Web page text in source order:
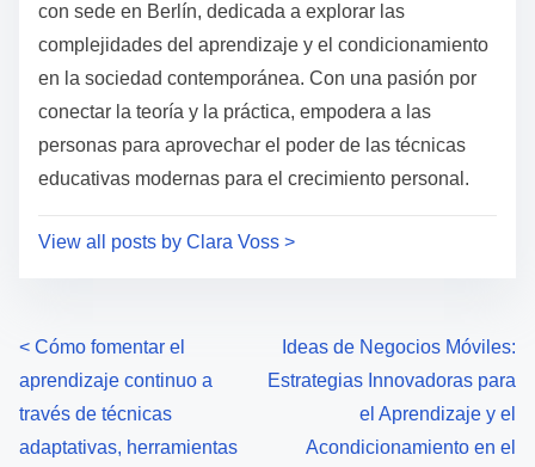
t
o
n
:
con sede en Berlín, dedicada a explorar las
complejidades del aprendizaje y el condicionamiento
en la sociedad contemporánea. Con una pasión por
conectar la teoría y la práctica, empodera a las
personas para aprovechar el poder de las técnicas
educativas modernas para el crecimiento personal.
View all posts by Clara Voss >
P
o
s
< Cómo fomentar el
aprendizaje continuo a
través de técnicas
adaptativas, herramientas
Ideas de Negocios Móviles:
Estrategias Innovadoras para
el Aprendizaje y el
Acondicionamiento en el